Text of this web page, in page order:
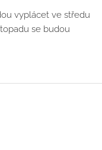
vyplácet ve středu
se budou